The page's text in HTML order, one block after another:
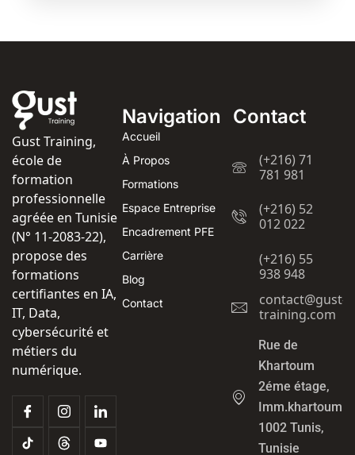
Gust Training,
école de
formation
professionnelle
agréée en Tunisie
(N° 11-2083-22),
propose des
formations
certifiantes en IA,
IT, Data,
cybersécurité et
métiers du
numérique.
Navigation
Accueil
À Propos
Formations
Espace Entreprise
Encadrement PFE
Carrière
Blog
Contact
Contact
(+216) 71
781 981
(+216) 52
012 022
(+216) 55
938 948
contact@gust-
training.com
Rue de
Khartoum
2éme étage,
Imm.khartoum
1002 Tunis,
Tunisie